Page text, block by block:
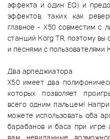
эффекта и один EQ) и
эффектов, таких как
главное - X50 совместим с
станций Korg TR, поэтому вы
и песнями с пользователями
Два арпеджиатора
X50 имеет два
которых позволяет
всего одним пальцем!
можете использовать оба
барабанов и баса при игре